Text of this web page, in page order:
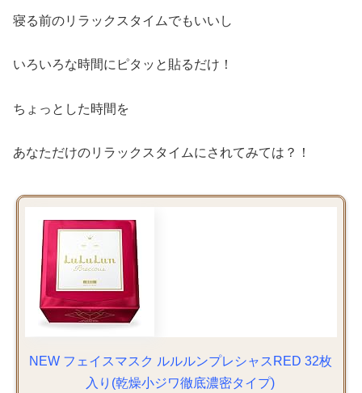
寝る前のリラックスタイムでもいいし
いろいろな時間にピタッと貼るだけ！
ちょっとした時間を
あなただけのリラックスタイムにされてみては？！
NEW フェイスマスク ルルルンプレシャスRED 32枚
入り(乾燥小ジワ徹底濃密タイプ)